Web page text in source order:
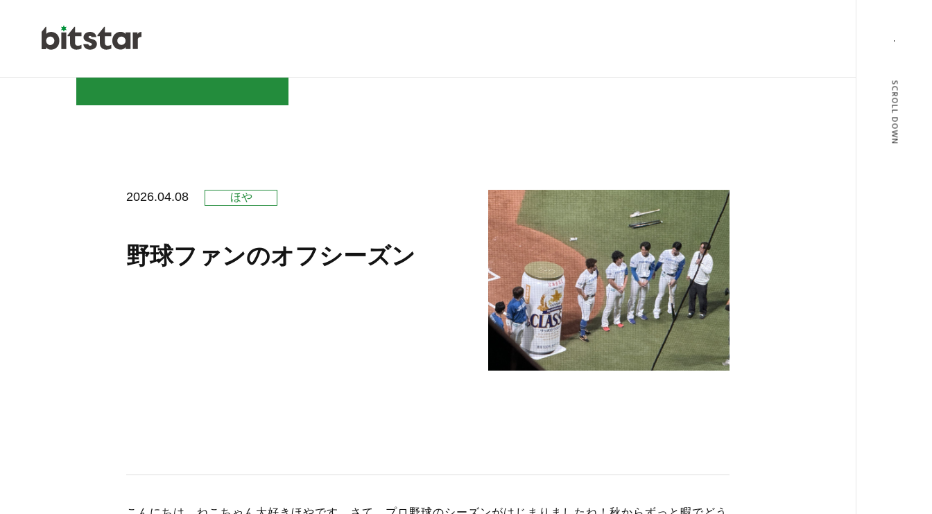
SCROLL DOWN
NEWS
COMPANY
STAFF BLOG
CONTACT US
サイトマップ
2026.04.08 ほや
野球ファンのオフシーズン